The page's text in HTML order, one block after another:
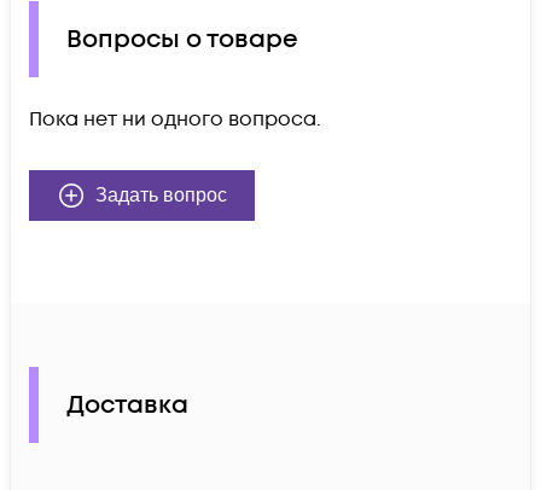
Вопросы о товаре
Пока нет ни одного вопроса.
Задать вопрос
Доставка